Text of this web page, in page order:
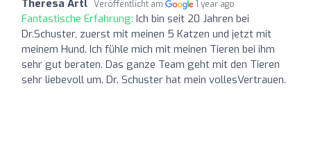
Theresa Artl Veröffentlicht am 1 year ago
Fantastische Erfahrung: Ich bin seit 20 Jahren bei
Dr.Schuster, zuerst mit meinen 5 Katzen und jetzt mit
meinem Hund. Ich fühle mich mit meinen Tieren bei ihm
sehr gut beraten. Das ganze Team geht mit den Tieren
sehr liebevoll um. Dr. Schuster hat mein vollesVertrauen.